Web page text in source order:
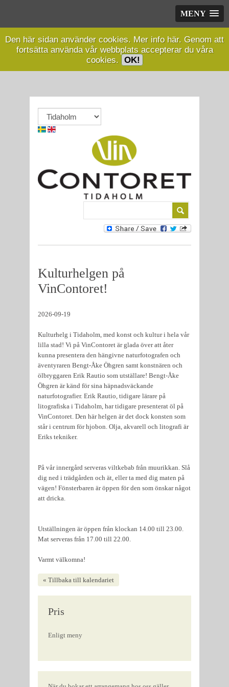
MENY
Den här sidan använder cookies. Mer info här. Genom att
fortsätta använda vår webbplats accepterar du våra
cookies. OK!
Kulturhelgen på
VinContoret!
2026-09-19
Kulturhelg i Tidaholm, med konst och kultur i hela vår
lilla stad! Vi på VinContoret är glada över att åter
kunna presentera den hängivne naturfotografen och
äventyraren Bengt-Åke Öhgren samt konstnären och
ölbryggaren Erik Rautio som utställare! Bengt-Åke
Öhgren är känd för sina häpnadsväckande
naturfotografier. Erik Rautio, tidigare lärare på
litografiska i Tidaholm, har tidigare presenterat öl på
VinContoret. Den här helgen är det dock konsten som
står i centrum för hjobon. Olja, akvarell och litografi är
Eriks tekniker.
På vår innergård serveras viltkebab från muurikkan. Slå
dig ned i trädgården och ät, eller ta med dig maten på
vägen! Fönsterbaren är öppen för den som önskar något
att dricka.
Utställningen är öppen från klockan 14.00 till 23.00.
Mat serveras från 17.00 till 22.00.
Varmt välkomna!
« Tillbaka till kalendariet
Pris
Enligt meny